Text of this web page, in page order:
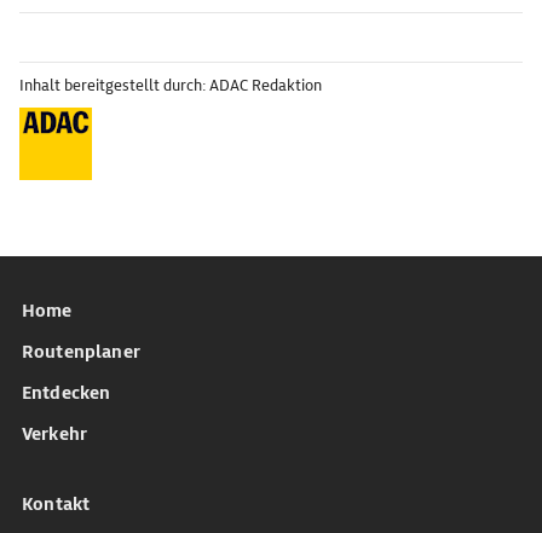
Inhalt bereitgestellt durch: ADAC Redaktion
Home
Routenplaner
Entdecken
Verkehr
Kontakt